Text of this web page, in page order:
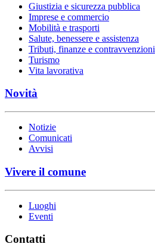
Giustizia e sicurezza pubblica
Imprese e commercio
Mobilità e trasporti
Salute, benessere e assistenza
Tributi, finanze e contravvenzioni
Turismo
Vita lavorativa
Novità
Notizie
Comunicati
Avvisi
Vivere il comune
Luoghi
Eventi
Contatti